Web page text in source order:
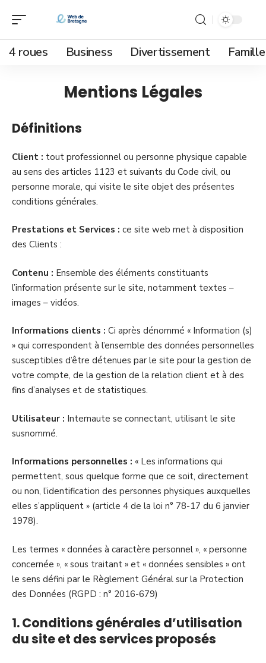
4 roues Business Divertissement Famille
Mentions Légales
Définitions
Client : tout professionnel ou personne physique capable
au sens des articles 1123 et suivants du Code civil, ou
personne morale, qui visite le site objet des présentes
conditions générales.
Prestations et Services : ce site web met à disposition
des Clients :
Contenu : Ensemble des éléments constituants
l’information présente sur le site, notamment textes –
images – vidéos.
Informations clients : Ci après dénommé « Information (s)
» qui correspondent à l’ensemble des données personnelles
susceptibles d’être détenues par le site pour la gestion de
votre compte, de la gestion de la relation client et à des
fins d’analyses et de statistiques.
Utilisateur : Internaute se connectant, utilisant le site
susnommé.
Informations personnelles : « Les informations qui
permettent, sous quelque forme que ce soit, directement
ou non, l’identification des personnes physiques auxquelles
elles s’appliquent » (article 4 de la loi n° 78-17 du 6 janvier
1978).
Les termes « données à caractère personnel », « personne
concernée », « sous traitant » et « données sensibles » ont
le sens défini par le Règlement Général sur la Protection
des Données (RGPD : n° 2016-679)
1. Conditions générales d’utilisation
du site et des services proposés